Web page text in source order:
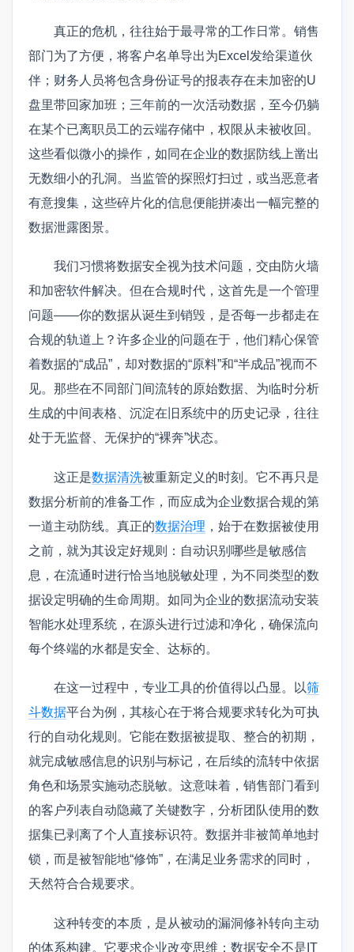
真正的危机，往往始于最寻常的工作日常。销售
部门为了方便，将客户名单导出为Excel发给渠道伙
伴；财务人员将包含身份证号的报表存在未加密的U
盘里带回家加班；三年前的一次活动数据，至今仍躺
在某个已离职员工的云端存储中，权限从未被收回。
这些看似微小的操作，如同在企业的数据防线上凿出
无数细小的孔洞。当监管的探照灯扫过，或当恶意者
有意搜集，这些碎片化的信息便能拼凑出一幅完整的
数据泄露图景。
我们习惯将数据安全视为技术问题，交由防火墙
和加密软件解决。但在合规时代，这首先是一个管理
问题——你的数据从诞生到销毁，是否每一步都走在
合规的轨道上？许多企业的问题在于，他们精心保管
着数据的“成品”，却对数据的“原料”和“半成品”视而不
见。那些在不同部门间流转的原始数据、为临时分析
生成的中间表格、沉淀在旧系统中的历史记录，往往
处于无监督、无保护的“裸奔”状态。
这正是数据清洗被重新定义的时刻。它不再只是
数据分析前的准备工作，而应成为企业数据合规的第
一道主动防线。真正的数据治理 ，始于在数据被使用
之前，就为其设定好规则：自动识别哪些是敏感信
息，在流通时进行恰当地脱敏处理，为不同类型的数
据设定明确的生命周期。如同为企业的数据流动安装
智能水处理系统，在源头进行过滤和净化，确保流向
每个终端的水都是安全、达标的。
在这一过程中，专业工具的价值得以凸显。以筛
斗数据平台为例，其核心在于将合规要求转化为可执
行的自动化规则。它能在数据被提取、整合的初期，
就完成敏感信息的识别与标记，在后续的流转中依据
角色和场景实施动态脱敏。这意味着，销售部门看到
的客户列表自动隐藏了关键数字，分析团队使用的数
据集已剥离了个人直接标识符。数据并非被简单地封
锁，而是被智能地“修饰”，在满足业务需求的同时，
天然符合合规要求。
这种转变的本质，是从被动的漏洞修补转向主动
的体系构建。它要求企业改变思维：数据安全不是IT